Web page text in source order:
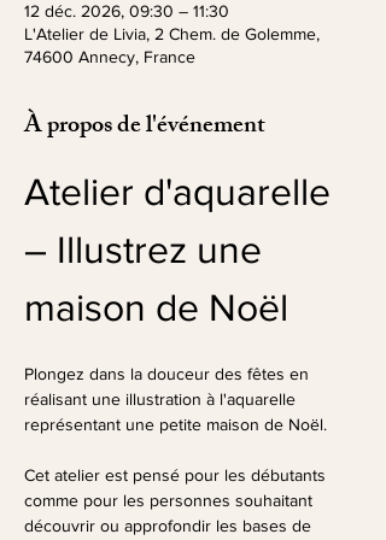
12 déc. 2026, 09:30 – 11:30
L'Atelier de Livia, 2 Chem. de Golemme,
74600 Annecy, France
À propos de l'événement
Atelier d'aquarelle
– Illustrez une
maison de Noël
Plongez dans la douceur des fêtes en
réalisant une illustration à l'aquarelle
représentant une petite maison de Noël.
Cet atelier est pensé pour les débutants
comme pour les personnes souhaitant
découvrir ou approfondir les bases de